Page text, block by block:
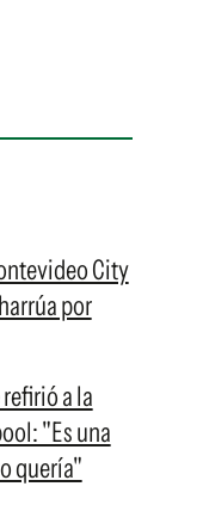
City
por
a la
"Es una
quería"